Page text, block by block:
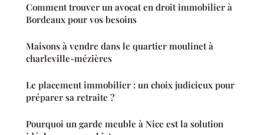
Comment trouver un avocat en droit immobilier à
Bordeaux pour vos besoins
Maisons à vendre dans le quartier moulinet à
charleville-mézières
Le placement immobilier : un choix judicieux pour
préparer sa retraite ?
Pourquoi un garde meuble à Nice est la solution